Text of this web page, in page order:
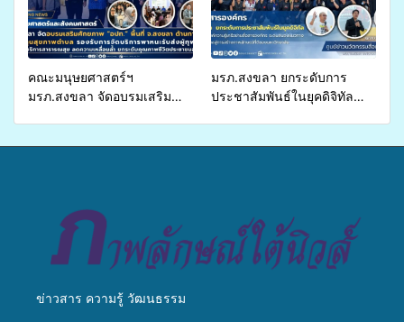
คณะมนุษยศาสตร์ฯ
มรภ.สงขลา จัดอบรมเสริม
เหลื่อมล้ำ ยกระดับคุณภาพ
ชีวิตประชาชนอย่างยั่งยืน
มรภ.สงขลา ยกระดับการ
ประชาสัมพันธ์ในยุคดิจิทัล
ข่าวสาร ความรู้ วัฒนธรรม